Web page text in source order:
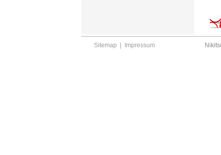
Sitemap Impressum